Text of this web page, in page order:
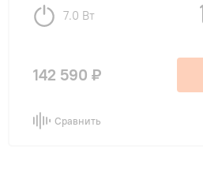
7.0 Вт
142 590 ₽
Сравнить